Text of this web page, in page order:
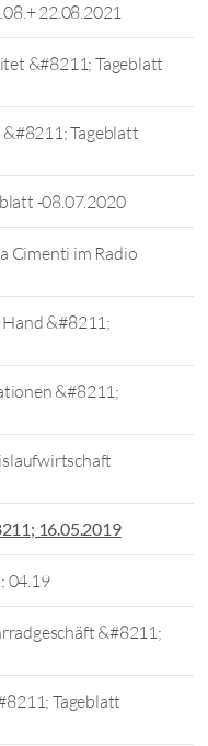
22.08.2021
&#8211; Tageblatt
Tageblatt
-08.07.2020
Cimenti im Radio
&#8211;
&#8211;
16.05.2019
04.19
&#8211;
Tageblatt